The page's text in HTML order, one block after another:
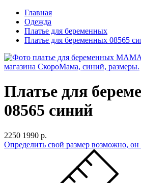
Главная
Одежда
Платье для беременных
Платье для беременных 08565
Платье для
08565 синий
2250 1990 р.
Определить свой размер возможно, он